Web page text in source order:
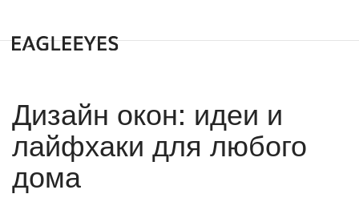
Дизайн окон: идеи и
лайфхаки для любого
дома